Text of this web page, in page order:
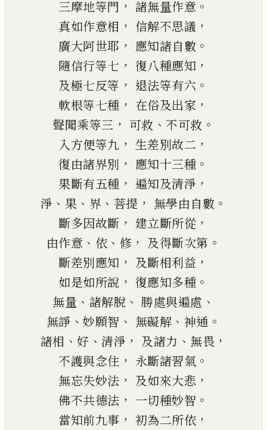
三摩地等門 ， 諸無量作意 。
真如作意相 ， 信解不思議 ，
廣大阿世耶 ， 應知諸自數 。
隨信行等七 ， 復八種應知 ，
及極七反等 ， 退法等有六 。
軟根等七種 ， 在俗及出家 ，
聲聞乘等三 ， 可救 、 不可救 。
入方便等九 ， 生差別故二 ，
復由諸界別 ， 應知十三種 。
果斷有五種 ， 遍知及清淨 ，
淨 、 果 、 界 、 菩提 ， 無學由自數 。
斷多因故斷 ， 建立斷所從 ，
由作意 、 依 、 修 ， 及得斷次第 。
斷差別應知 ， 及斷相利益 ，
如是如所說 ， 復應知多種 。
無量 、 諸解脫 、 勝處與遍處 、
無諍 、妙願智 、 無礙解 、 神通 。
諸相 、 好 、 清淨 ， 及諸力 、 無畏 ，
不護與念住 ， 永斷諸習氣 。
無忘失妙法 ， 及如來大悲 ，
佛不共德法 ， 一切種妙智 。
當知前九事 ， 初為二所依 ，